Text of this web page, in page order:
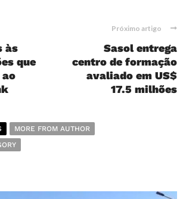
às
que
ao
Próximo artigo
Sasol entrega
centro de formação
avaliado em US$
17.5 milhões
MORE FROM AUTHOR